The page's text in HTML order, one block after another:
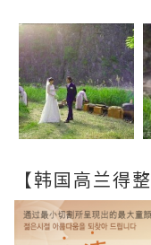
【韩国高兰得